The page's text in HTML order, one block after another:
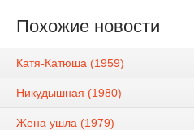
Похожие новости
Катя-Катюша (1959)
Никудышная (1980)
Жена ушла (1979)